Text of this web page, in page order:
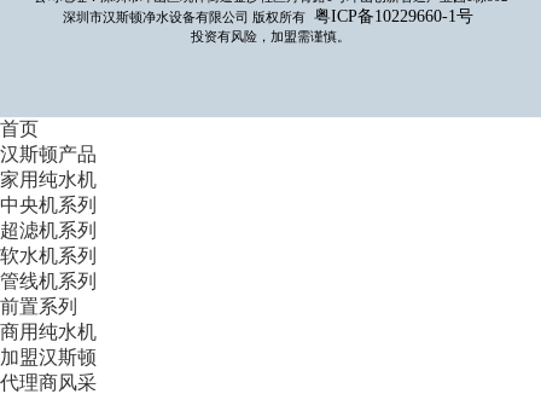
深圳市汉斯顿净水设备有限公司 版权所有 粤ICP备10229660-1号
投资有风险，加盟需谨慎。
首页
汉斯顿产品
家用纯水机
中央机系列
超滤机系列
软水机系列
管线机系列
前置系列
商用纯水机
加盟汉斯顿
代理商风采